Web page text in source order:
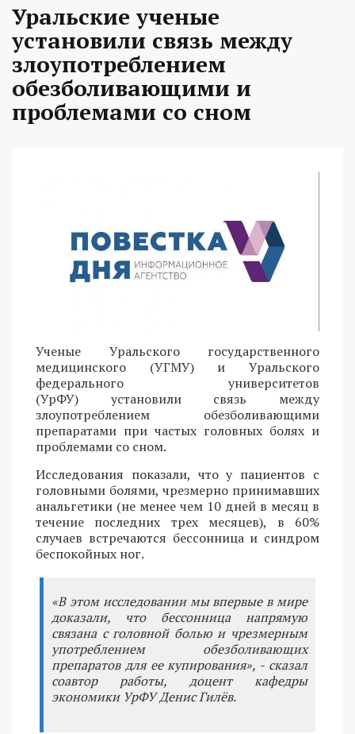
Уральские ученые
установили связь между
злоупотреблением
обезболивающими и
проблемами со сном
Ученые Уральского государственного
медицинского (УГМУ) и Уральского
федерального университетов
(УрФУ) установили связь между
злоупотреблением обезболивающими
препаратами при частых головных болях и
проблемами со сном.
Исследования показали, что у пациентов с
головными болями, чрезмерно принимавших
анальгетики (не менее чем 10 дней в месяц в
течение последних трех месяцев), в 60%
случаев встречаются бессонница и синдром
беспокойных ног.
«В этом исследовании мы впервые в мире
доказали, что бессонница напрямую
связана с головной болью и чрезмерным
употреблением обезболивающих
препаратов для ее купирования», - сказал
соавтор работы, доцент кафедры
экономики УрФУ Денис Гилёв.